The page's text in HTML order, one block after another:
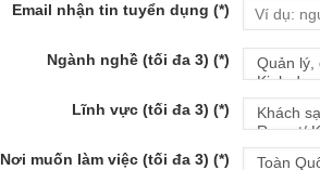
Email nhận tin tuyển dụng (*)
Ngành nghề (tối đa 3) (*)
Lĩnh vực (tối đa 3) (*)
Nơi muốn làm việc (tối đa 3) (*)